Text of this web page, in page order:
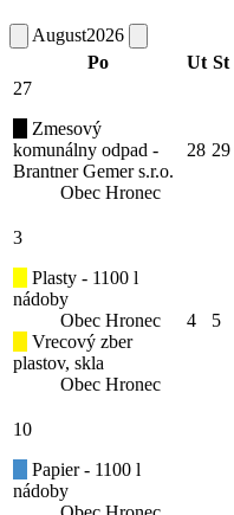
August2026
Po
Ut St
27
Zmesový
komunálny odpad -
Brantner Gemer s.r.o.
Obec Hronec
28 29
3
Plasty - 1100 l
nádoby
Obec Hronec
Vrecový zber
plastov, skla
Obec Hronec
4 5
10
Papier - 1100 l
nádoby